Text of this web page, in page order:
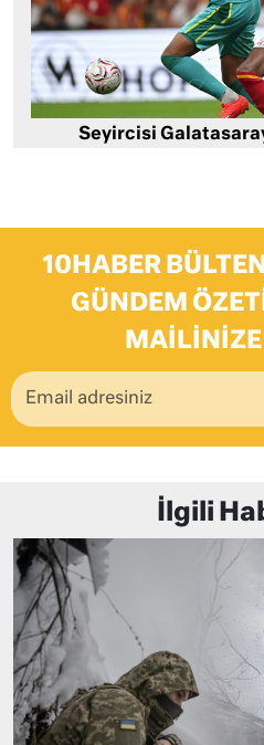
Seyircisi
10HABER
GÜNDEM
İlgili